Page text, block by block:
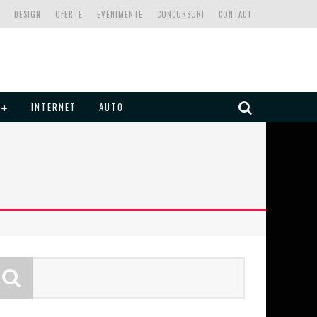
CONTACT
CONCURSURI
EVENIMENTE
OFERTE
DESIGN
INTERNET AUTO